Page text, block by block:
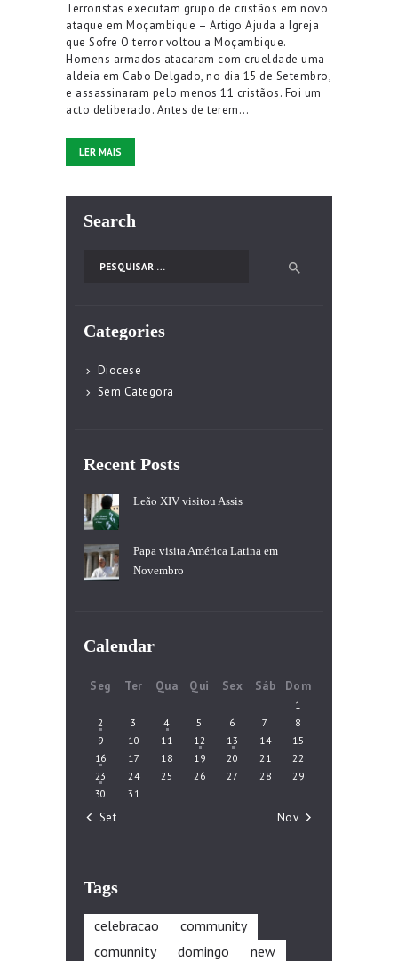
Terroristas executam grupo de cristãos em novo
ataque em Moçambique – Artigo Ajuda a Igreja
que Sofre O terror voltou a Moçambique.
Homens armados atacaram com crueldade uma
aldeia em Cabo Delgado, no dia 15 de Setembro,
e assassinaram pelo menos 11 cristãos. Foi um
acto deliberado. Antes de terem…
LER MAIS
Search
Categories
Diocese
Sem Categora
Recent Posts
Leão XIV visitou Assis
Papa visita América Latina em
Novembro
Calendar
Seg Ter Qua Qui Sex Sáb Dom
1
2
3 4 5 6 7
8
9
10 11 12 13 14
15
16
17 18 19 20 21
22
23
24 25 26 27 28
29
30
31
« Set Nov »
Tags
celebracao
community
comunnity
domingo
new